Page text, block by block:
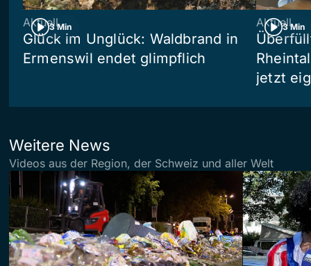
3 Min
Aktuell
Glück im Unglück: Waldbrand in
Ermenswil endet glimpflich
3 Min
Aktuell
jetzt
Weitere News
Videos aus der Region, der Schweiz und aller Welt